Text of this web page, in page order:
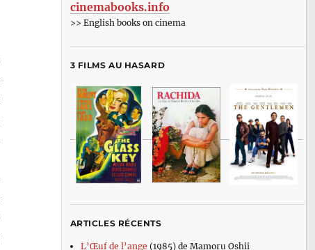
cinemabooks.info
>> English books on cinema
3 FILMS AU HASARD
ARTICLES RÉCENTS
L’Œuf de l’ange (1985) de Mamoru Oshii